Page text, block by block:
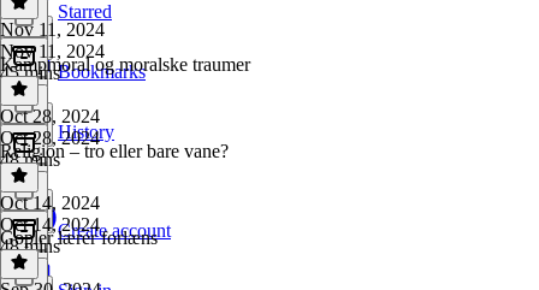
Starred
Bookmarks
History
Create account
Nov 11, 2024
Nov 11, 2024
45 mins
Kampmoral og moralske traumer
Oct 28, 2024
Oct 28, 2024
48 mins
Religion – tro eller bare vane?
Oct 14, 2024
Oct 14, 2024
48 mins
Gopler lærer forlæns